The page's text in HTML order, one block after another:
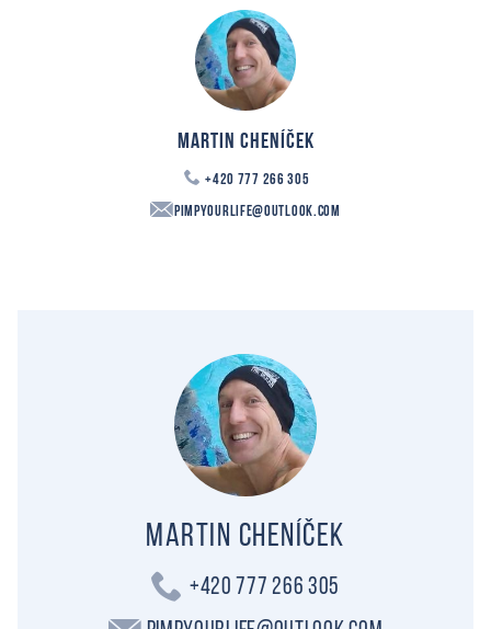
Martin Cheníček
+420 777 266 305
PimpYourLife@outlook.com
Martin Cheníček
+420 777 266 305